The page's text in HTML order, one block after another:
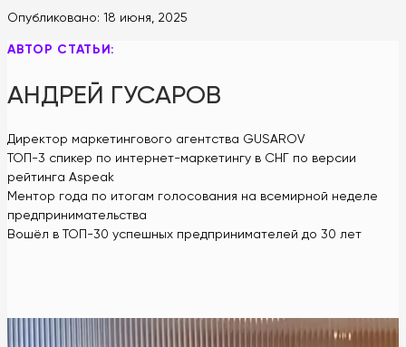
Опубликовано: 18 июня, 2025
АВТОР СТАТЬИ:
АНДРЕЙ ГУСАРОВ
Директор маркетингового агентства GUSAROV
ТОП-3 спикер по интернет-маркетингу в СНГ по версии
рейтинга Aspeak
Ментор года по итогам голосования на всемирной неделе
предпринимательства
Вошёл в ТОП-30 успешных предпринимателей до 30 лет